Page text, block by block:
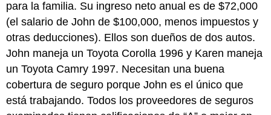
para la familia. Su ingreso neto anual es de $72,000
(el salario de John de $100,000, menos impuestos y
otras deducciones). Ellos son dueños de dos autos.
John maneja un Toyota Corolla 1996 y Karen maneja
un Toyota Camry 1997. Necesitan una buena
cobertura de seguro porque John es el único que
está trabajando. Todos los proveedores de seguros